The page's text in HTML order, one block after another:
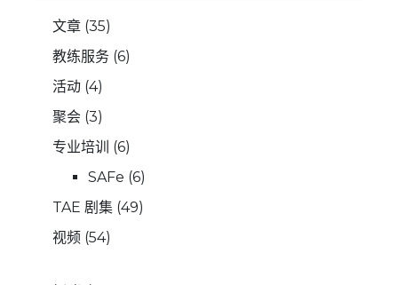
文章(35)
教练服务(6)
活动(4)
聚会(3)
专业培训 (6)
SAFe (6)
TAE 剧集(49)
视频(54)